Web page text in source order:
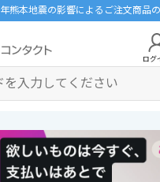
年熊本地震の影響によるご注文商品
ログ
ログイン・新規会員登録はこち
イプから探す
から探す